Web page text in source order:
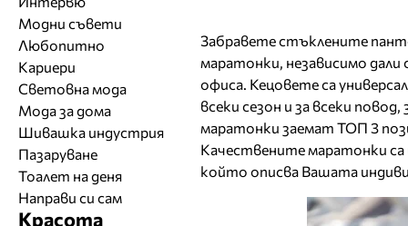
Забравете стъклените
маратонки, независимо дали
офиса. Кецовете са
всеки сезон и за всеки
маратонки заемат ТОП 3
Качествените маратонки
който описва Вашата
Модни съвети
Любопитно
Кариери
Световна мода
Мода за дома
Шивашка индустрия
Пазаруване
Тоалет на деня
Направи си сам
Красота